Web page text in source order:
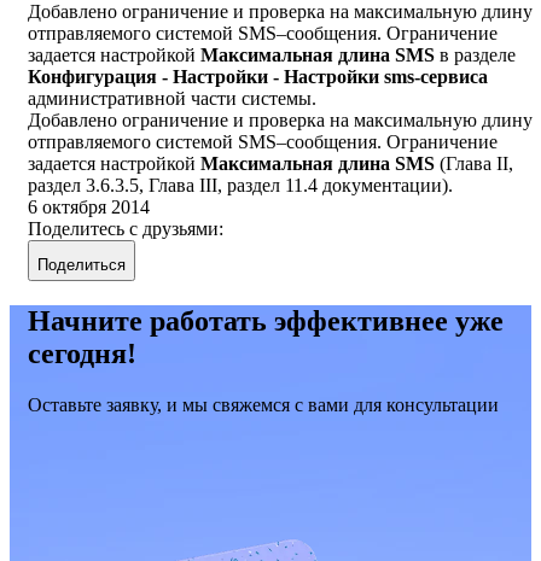
Добавлено ограничение и проверка на максимальную длину
отправляемого системой SMS–сообщения. Ограничение
задается настройкой Максимальная длина SMS в разделе
Конфигурация - Настройки - Настройки sms-сервиса
административной части системы.
Добавлено ограничение и проверка на максимальную длину
отправляемого системой SMS–сообщения. Ограничение
задается настройкой Максимальная длина SMS (Глава II,
раздел 3.6.3.5, Глава III, раздел 11.4 документации).
6 октября 2014
Поделитесь с друзьями:
Поделиться
Начните работать эффективнее уже
сегодня!
Оставьте заявку, и мы свяжемся с вами для консультации